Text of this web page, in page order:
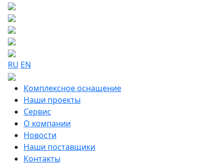
RU EN
Комплексное оснащение
Наши проекты
Сервис
О компании
Новости
Наши поставщики
Контакты